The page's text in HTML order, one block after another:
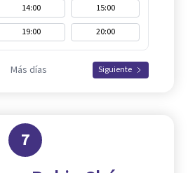
14:00
15:00
19:00 20:00
Más días Siguiente
7